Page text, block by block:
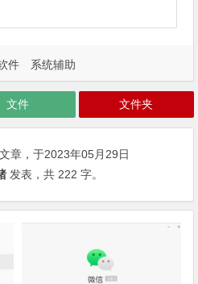
件 系统辅助
文件 文件夹
章，于2023年05月29日
发表，共 222 字。